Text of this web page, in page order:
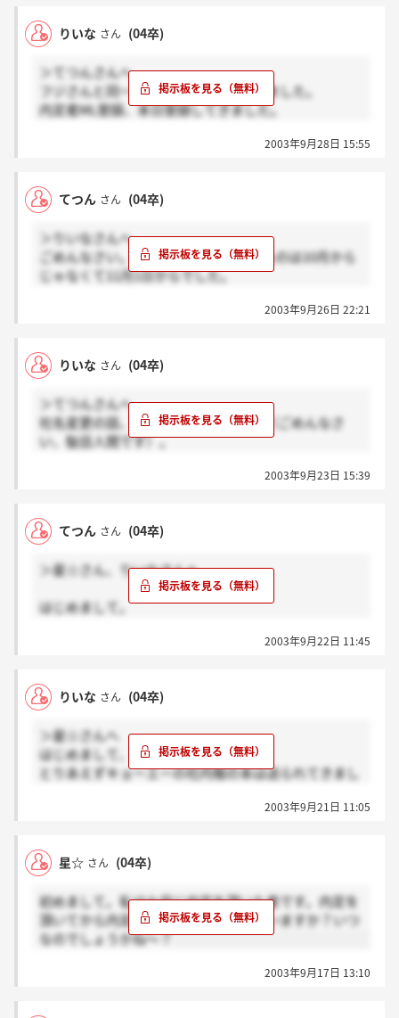
しょう！早速登録します。
りいな さん (04卒)
＞てつんさんへ
フジさんと同一人物でしたか。失礼しました。
内定者ML登録、本日登録してきました。
僕が入ってもまだ開始されないところからすると、登
色々掲示板以外でもお話していので、まだの人は是非
とも登録をお願いいたします。
り簡単に出来ますよ!。
2003年9月28日 15:55
てつん さん (04卒)
＞りいなさんへ
ごめんなさい。K-MIXに社名変更されるのは10月から
じゃなくて11月1日からでした。
それと僕(てつん)とフジは同一人物です。
メールアドレス変えたついでに再登録したんですが、
た。ごめんなさい。
というわけでこの掲示板利用者だと、りいなさん、も
やしさん、むちゃむちゃさん、星☆さんと僕の5人で
ところで内定いただいてる皆さん内定者ML登録してま
か?ちなみに僕は登録してますがMLはまだスタートし
てない模様です。
2003年9月26日 22:21
りいな さん (04卒)
＞てつんさんへ
社名変更の話、すっかり忘れてました（ごめんなさ
い、駄目人間です）。
ーさんが落ち着いたら郵送か何かで、最終確認かなん
とりあえず11月初旬まで待って、何も連絡が無かった
ら電話してみようかと思います。
ここだけでも、もやしさん、フジさん、むちゃむちゃ
さん、星☆さん、てつさん、りいなで6人ですね。
ちょっと心強いです。
2003年9月23日 15:39
てつん さん (04卒)
＞星☆さん、りいなさんへ
はじめまして。
社内報が1回送られてきたっきりです。
長に待ってるところです。
確か10月からK-MIXに社名変更ですよね?
もしれないなと思ったりしてます。。
2003年9月22日 11:45
りいな さん (04卒)
＞星☆さんへ
はじめまして、りいなです。
とりあえずキョーエーの社内報の本は送られてきまし
内定の誓約書を一般郵送で出した僕はこれで届いたこ
それ以外の連絡はありませんよ。でも10月に多くの友
達は内定式と聞いたので、こちらはどうなるのでしょ
正式連絡がないと、これからの予定も立てにくいです
よね。
ところで8月2日の説明会が中止になったというレスで
2003年9月21日 11:05
星☆ さん (04卒)
初めまして。私は七月に内定を頂いた者です。内定を
頂いてから内定式の連絡をもらった人いますか？いつ
なのでしょうかね～？
2003年9月17日 13:10